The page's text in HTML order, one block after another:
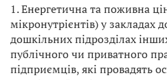
1. Енергетична та поживна
мікронутрієнтів) у закладах
дошкільних підрозділах
публічного чи приватного
підприємців, які провадять